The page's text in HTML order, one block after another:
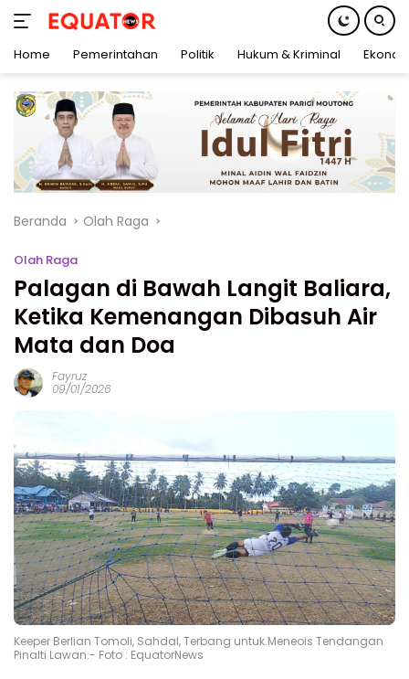
konten
Home Pemerintahan Politik Hukum & Kriminal
Beranda Olah Raga
Olah Raga
Palagan di Bawah Langit Baliara,
Ketika Kemenangan Dibasuh Air
Mata dan Doa
Fayruz
09/01/2026
Keeper Berlian Tomoli, Sahdal, Terbang untuk.Meneois Tendangan
Pinalti Lawan.- Foto : EquatorNews